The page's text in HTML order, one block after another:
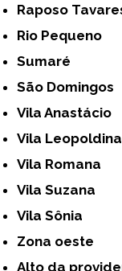
Raposo
Rio Pequeno
Sumaré
São Domingos
Vila Anastácio
Vila Leopoldina
Vila Romana
Vila Suzana
Vila Sônia
Zona oeste
alto da